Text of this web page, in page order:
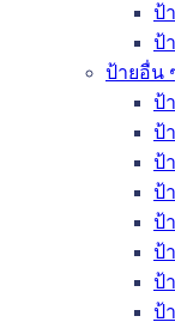
ป้
ป้
ป้ายอื่น
ป้
ป้
ป้
ป้
ป้
ป้
ป้
ป้